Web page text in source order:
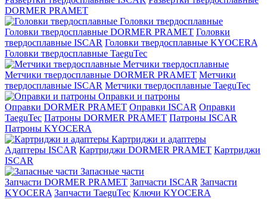
DORMER PRAMET
Головки твердосплавные
Головки твердосплавные DORMER PRAMET Головки
твердосплавные ISCAR Головки твердосплавные KYOCERA
Головки твердосплавные TaeguTec
Метчики твердосплавные
Метчики твердосплавные DORMER PRAMET Метчики
твердосплавные ISCAR Метчики твердосплавные TaeguTec
Оправки и патроны
Оправки DORMER PRAMET Оправки ISCAR Оправки
TaeguTec Патроны DORMER PRAMET Патроны ISCAR
Патроны KYOCERA
Картриджи и адаптеры
Адаптеры ISCAR Картриджи DORMER PRAMET Картриджи
ISCAR
Запасные части
Запчасти DORMER PRAMET Запчасти ISCAR Запчасти
KYOCERA Запчасти TaeguTec Ключи KYOCERA